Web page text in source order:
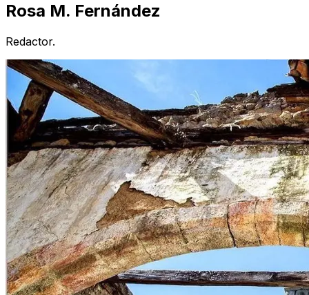
Rosa M. Fernández
Redactor.